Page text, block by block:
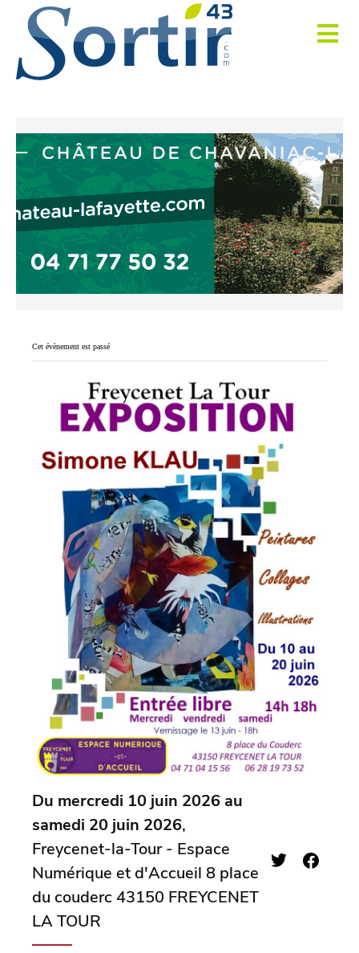
Cet évènement est passé
Du mercredi 10 juin 2026 au
samedi 20 juin 2026,
Freycenet-la-Tour - Espace
Numérique et d'Accueil 8 place
du couderc 43150 FREYCENET
LA TOUR